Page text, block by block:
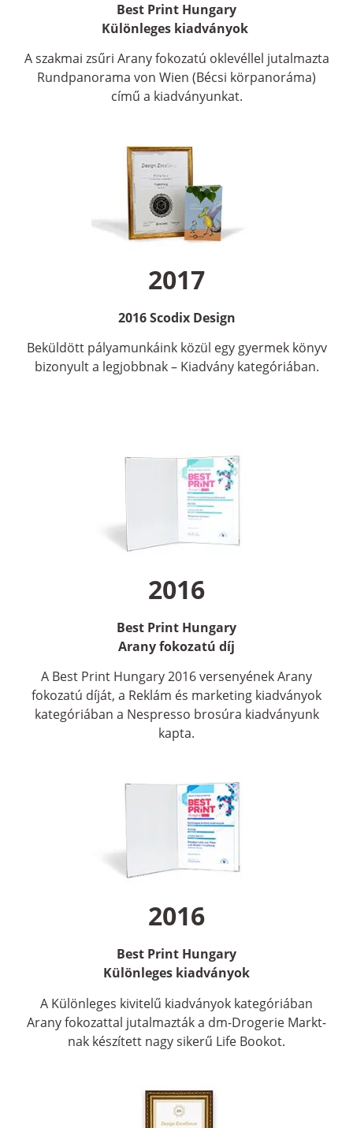
Best Print Hungary
Különleges kiadványok
A szakmai zsűri Arany fokozatú oklevéllel jutalmazta
Rundpanorama von Wien (Bécsi körpanoráma)
című a kiadványunkat.
2017
2016 Scodix Design
Beküldött pályamunkáink közül egy gyermek könyv
bizonyult a legjobbnak – Kiadvány kategóriában.
2016
Best Print Hungary
Arany fokozatú díj
A Best Print Hungary 2016 versenyének Arany
fokozatú díját, a Reklám és marketing kiadványok
kategóriában a Nespresso brosúra kiadványunk
kapta.
2016
Best Print Hungary
Különleges kiadványok
A Különleges kivitelű kiadványok kategóriában
Arany fokozattal jutalmazták a dm-Drogerie Markt-
nak készített nagy sikerű Life Bookot.